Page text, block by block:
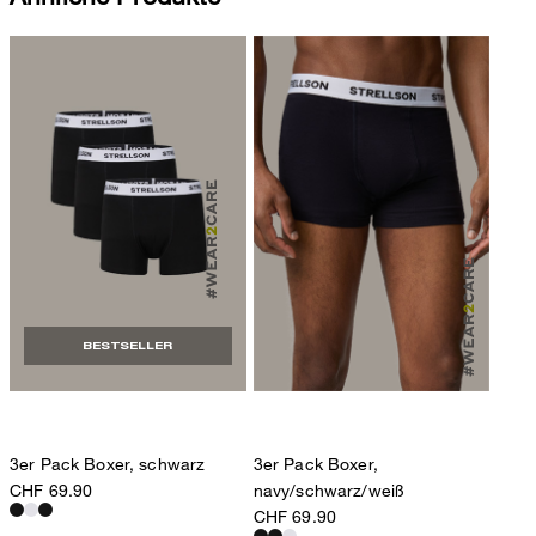
BESTSELLER
3er Pack Boxer, schwarz
CHF 69.90
3er Pack Boxer,
navy/schwarz/weiß
CHF 69.90